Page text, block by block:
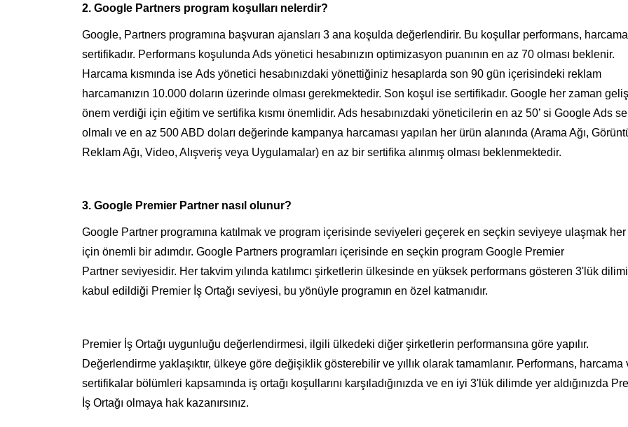
2. Google Partners program koşulları nelerdir?
Google, Partners programına başvuran ajansları 3 ana koşulda değerlendirir. Bu koşullar performans,
sertifikadır. Performans koşulunda Ads yönetici hesabınızın optimizasyon puanının en az 70 olması beklenir.
Harcama kısmında ise Ads yönetici hesabınızdaki yönettiğiniz hesaplarda son 90 gün içerisindeki reklam
harcamanızın 10.000 doların üzerinde olması gerekmektedir. Son koşul ise sertifikadır. Google her zaman
önem verdiği için eğitim ve sertifika kısmı önemlidir. Ads hesabınızdaki yöneticilerin en az 50’ si Google Ads
olmalı ve en az 500 ABD doları değerinde kampanya harcaması yapılan her ürün alanında (Arama Ağı,
Reklam Ağı, Video, Alışveriş veya Uygulamalar) en az bir sertifika alınmış olması beklenmektedir.
3. Google Premier Partner nasıl olunur?
Google Partner programına katılmak ve program içerisinde seviyeleri geçerek en seçkin seviyeye ulaşmak
için önemli bir adımdır. Google Partners programları içerisinde en seçkin program Google Premier
Partner seviyesidir. Her takvim yılında katılımcı şirketlerin ülkesinde en yüksek performans gösteren 3'lük
kabul edildiği Premier İş Ortağı seviyesi, bu yönüyle programın en özel katmanıdır.
Premier İş Ortağı uygunluğu değerlendirmesi, ilgili ülkedeki diğer şirketlerin performansına göre yapılır.
Değerlendirme yaklaşıktır, ülkeye göre değişiklik gösterebilir ve yıllık olarak tamamlanır. Performans, harcama
sertifikalar bölümleri kapsamında iş ortağı koşullarını karşıladığınızda ve en iyi 3'lük dilimde yer aldığınızda
İş Ortağı olmaya hak kazanırsınız.